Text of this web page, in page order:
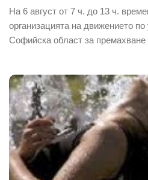
На 6 август от 7 ч. до 13 ч.
организацията на движението
Софийска област за